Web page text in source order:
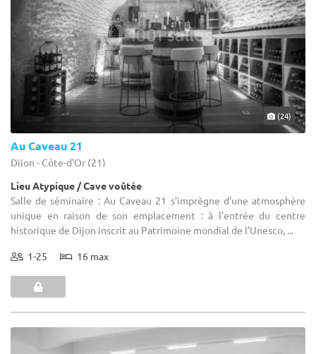
(24)
Au Caveau 21
Dijon - Côte-d'Or (21)
Lieu Atypique / Cave voûtée
Salle de séminaire : Au Caveau 21 s’imprègne d’une atmosphère
unique en raison de son emplacement : à l’entrée du centre
historique de Dijon inscrit au Patrimoine mondial de l’Unesco, ...
1-25 16 max